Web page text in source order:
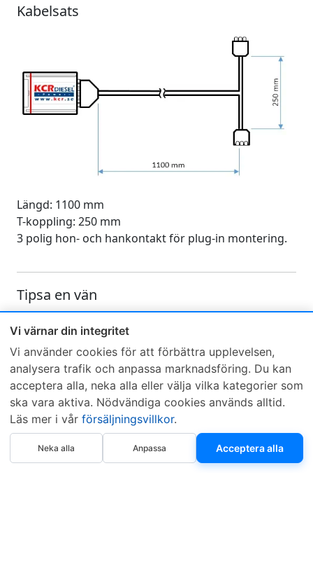
Vi värnar din integritet
Vi använder cookies för att förbättra upplevelsen,
analysera trafik och anpassa marknadsföring. Du kan
acceptera alla, neka alla eller välja vilka kategorier som
ska vara aktiva. Nödvändiga cookies används alltid.
Läs mer i vår försäljningsvillkor.
Neka alla Anpassa Acceptera alla
Köp nu
Kabelsats
Längd: 1100 mm
T-koppling: 250 mm
3 polig hon- och hankontakt för plug-in montering.
Tipsa en vän
Skicka ett e-mail och tipsa en vän om denna produkt
Sveriges mest sålda dieselbox
Kontakta KCR
Om KCR/Garantier
Återförsäljare
Sök KCR-box